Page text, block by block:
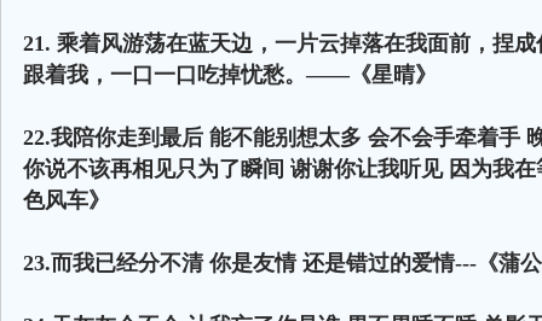
21. 乘着风游荡在蓝天边，一片云掉落在我面前，捏
跟着我，一口一口吃掉忧愁。——《星晴》
22.我陪你走到最后 能不能别想太多 会不会手牵着手
你说不该再相见只为了瞬间 谢谢你让我听见 因为我
色风车》
23.而我已经分不清 你是友情 还是错过的爱情---《蒲